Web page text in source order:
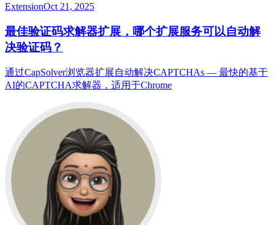
ExtensionOct 21, 2025
最佳验证码求解器扩展，哪个扩展服务可以自动解
决验证码？
通过CapSolver浏览器扩展自动解决CAPTCHAs — 最快的基于
AI的CAPTCHA求解器，适用于Chrome